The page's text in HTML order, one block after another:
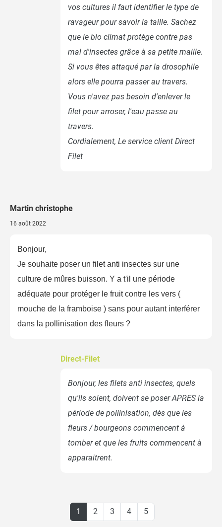
vos cultures il faut identifier le type de
ravageur pour savoir la taille. Sachez
que le bio climat protège contre pas
mal d'insectes grâce à sa petite maille.
Si vous êtes attaqué par la drosophile
alors elle pourra passer au travers.
Vous n'avez pas besoin d'enlever le
filet pour arroser, l'eau passe au
travers.
Cordialement, Le service client Direct
Filet
Martin christophe
16 août 2022
Bonjour,
Je souhaite poser un filet anti insectes sur une
culture de mûres buisson. Y a t'il une période
adéquate pour protéger le fruit contre les vers (
mouche de la framboise ) sans pour autant interférer
dans la pollinisation des fleurs ?
Direct-Filet
Bonjour, les filets anti insectes, quels
qu'ils soient, doivent se poser APRES la
période de pollinisation, dès que les
fleurs / bourgeons commencent à
tomber et que les fruits commencent à
apparaitrent.
1 2 3 4 5